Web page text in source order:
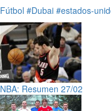
Fútbol #Dubai #estados-
NBA: Resumen 27/02